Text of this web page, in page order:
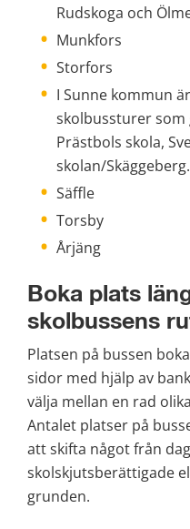
Rudskoga och
Munkfors
Storfors
I Sunne kommun
skolbussturer som
Prästbols skola,
skolan/Skäggeberg.
Säffle
Torsby
Årjäng
Boka plats
skolbussens
Platsen på bussen
sidor med hjälp av
välja mellan en rad
Antalet platser på
att skifta något från
skolskjutsberättigade
grunden.